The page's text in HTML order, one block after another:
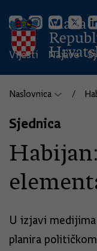
Vijesti Najave
Naslovnica
Sjednica
U izjavi
planira